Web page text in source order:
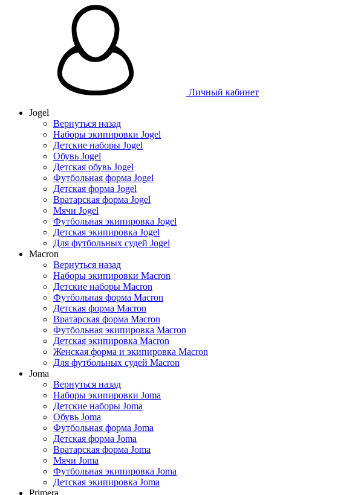
Личный кабинет
Jogel
Вернуться назад
Наборы экипировки Jogel
Детские наборы Jogel
Обувь Jogel
Детская обувь Jogel
Футбольная форма Jogel
Детская форма Jogel
Вратарская форма Jogel
Мячи Jogel
Футбольная экипировка Jogel
Детская экипировка Jogel
Для футбольных судей Jogel
Macron
Вернуться назад
Наборы экипировки Macron
Детские наборы Macron
Футбольная форма Macron
Детская форма Macron
Вратарская форма Macron
Футбольная экипировка Macron
Детская экипировка Macron
Женская форма и экипировка Macron
Для футбольных судей Macron
Joma
Вернуться назад
Наборы экипировки Joma
Детские наборы Joma
Обувь Joma
Футбольная форма Joma
Детская форма Joma
Вратарская форма Joma
Мячи Joma
Футбольная экипировка Joma
Детская экипировка Joma
Primera